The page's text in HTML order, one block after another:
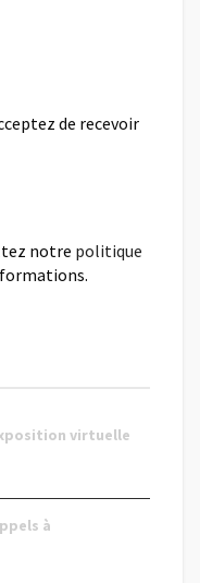
de recevoir
notre politique
virtuelle
à